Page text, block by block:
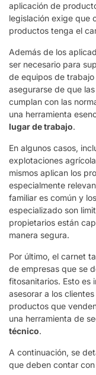
aplicación de
legislación exige que
productos tenga el
Además de los
ser necesario para
de equipos de
asegurarse de que
cumplan con las
una herramienta
lugar de trabajo.
En algunos casos,
explotaciones
mismos aplican los
especialmente
familiar es común y
especializado son
propietarios están
manera segura.
Por último, el carnet
de empresas que se
fitosanitarios. Esto es
asesorar a los
productos que
una herramienta de
técnico.
A continuación, se
que deben contar